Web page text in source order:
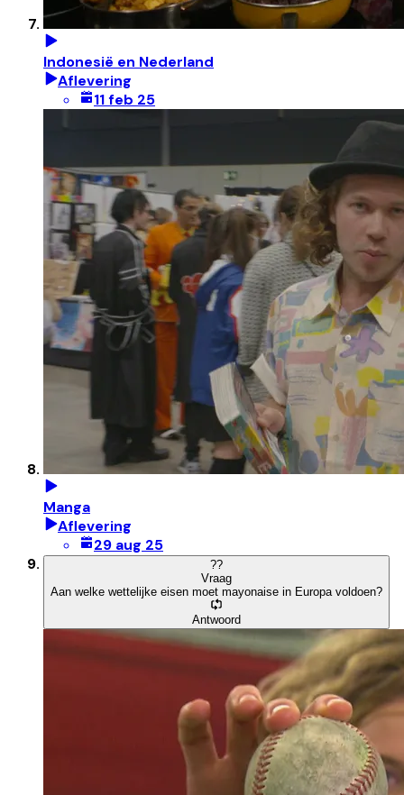
Indonesië en Nederland
Aflevering
11 feb 25
Manga
Aflevering
29 aug 25
??
Vraag
Aan welke wettelijke eisen moet mayonaise in Europa voldoen?
Antwoord